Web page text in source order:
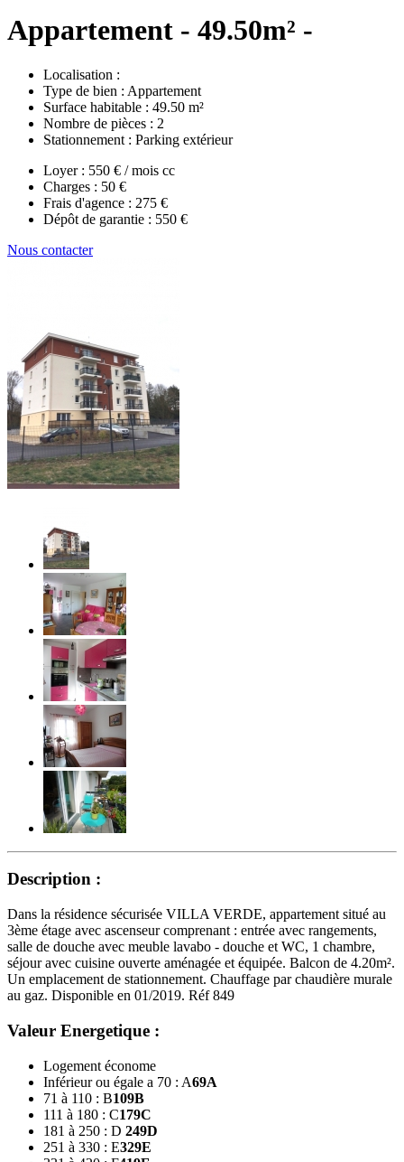
Appartement - 49.50m² -
Localisation :
Type de bien : Appartement
Surface habitable : 49.50 m²
Nombre de pièces : 2
Stationnement : Parking extérieur
Loyer : 550 € / mois cc
Charges : 50 €
Frais d'agence : 275 €
Dépôt de garantie : 550 €
Nous contacter
Description :
Dans la résidence sécurisée VILLA VERDE, appartement situé au
3ème étage avec ascenseur comprenant : entrée avec rangements,
salle de douche avec meuble lavabo - douche et WC, 1 chambre,
séjour avec cuisine ouverte aménagée et équipée. Balcon de 4.20m².
Un emplacement de stationnement. Chauffage par chaudière murale
au gaz. Disponible en 01/2019. Réf 849
Valeur Energetique :
Logement économe
Inférieur ou égale a 70 : A69A
71 à 110 : B109B
111 à 180 : C179C
181 à 250 : D 249D
251 à 330 : E329E